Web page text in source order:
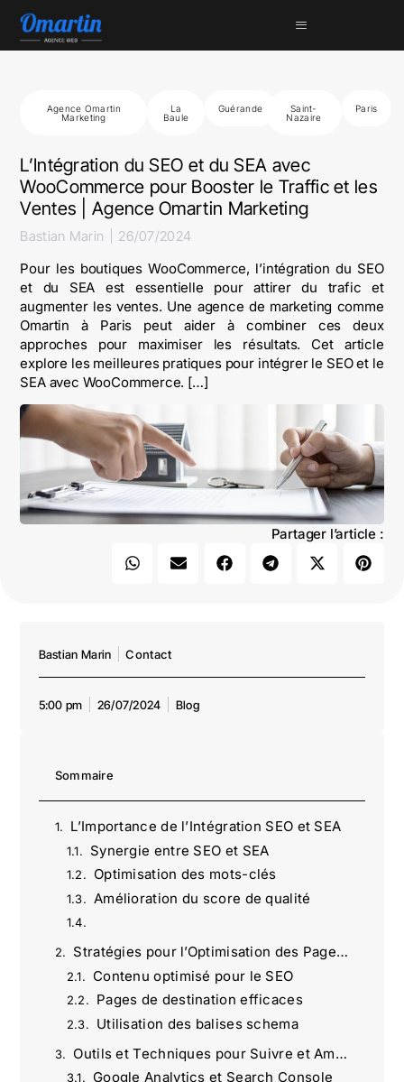
Agence Omartin
Marketing
La
Baule
Guérande
Saint-
Nazaire
Paris
L’Intégration du SEO et du SEA avec
WooCommerce pour Booster le Traffic et les
Ventes | Agence Omartin Marketing
Bastian Marin
26/07/2024
Pour les boutiques WooCommerce, l’intégration du SEO
et du SEA est essentielle pour attirer du trafic et
augmenter les ventes. Une agence de marketing comme
Omartin à Paris peut aider à combiner ces deux
approches pour maximiser les résultats. Cet article
explore les meilleures pratiques pour intégrer le SEO et le
SEA avec WooCommerce. […]
Partager l’article :
Bastian Marin Contact
5:00 pm 26/07/2024 Blog
Sommaire
L’Importance de l’Intégration SEO et SEA
Synergie entre SEO et SEA
Optimisation des mots-clés
Amélioration du score de qualité
Stratégies pour l’Optimisation des Pages WooCommerce
Contenu optimisé pour le SEO
Pages de destination efficaces
Utilisation des balises schema
Outils et Techniques pour Suivre et Améliorer les Performances
Google Analytics et Search Console